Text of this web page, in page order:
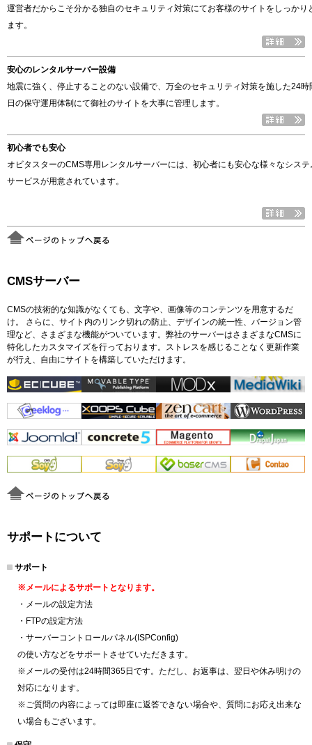
運営者だからこそ分かる独自のセキュリティ対策にてお客様のサイトをしっかり
ます。
安心のレンタルサーバー設備
地震に強く、停止することのない設備で、万全のセキュリティ対策を施した24時
日の保守運用体制にて御社のサイトを大事に管理します。
初心者でも安心
オビタスターのCMS専用レンタルサーバーには、初心者にも安心な様々なシステ
サービスが用意されています。
CMSサーバー
CMSの技術的な知識がなくても、文字や、画像等のコンテンツを用意するだ
け。 さらに、サイト内のリンク切れの防止、デザインの統一性、バージョン管
理など、さまざまな機能がついています。弊社のサーバーはさまざまなCMSに
特化したカスタマイズを行っております。ストレスを感じることなく更新作業
が行え、自由にサイトを構築していただけます。
サポートについて
サポート
※メールによるサポートとなります。
・メールの設定方法
・FTPの設定方法
・サーバーコントロールパネル(ISPConfig)
の使い方などをサポートさせていただきます。
※メールの受付は24時間365日です。ただし、お返事は、翌日や休み明けの
対応になります。
※ご質問の内容によっては即座に返答できない場合や、質問にお応え出来な
い場合もございます。